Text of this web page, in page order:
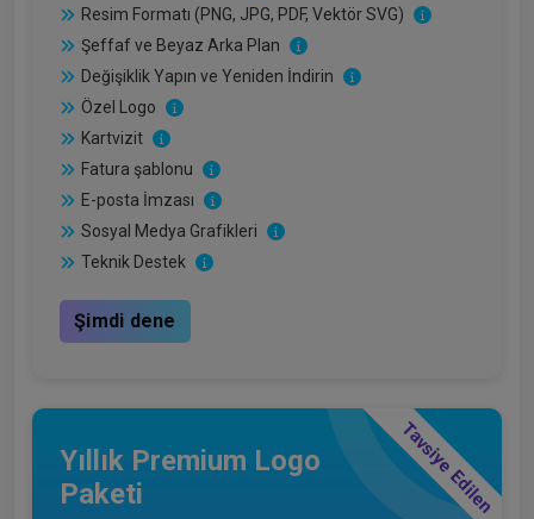
Resim Formatı (PNG, JPG, PDF, Vektör SVG)
Şeffaf ve Beyaz Arka Plan
Değişiklik Yapın ve Yeniden İndirin
Özel Logo
Kartvizit
Fatura şablonu
E-posta İmzası
Sosyal Medya Grafikleri
Teknik Destek
Şimdi dene
Tavsiye Edilen
Yıllık Premium Logo
Paketi